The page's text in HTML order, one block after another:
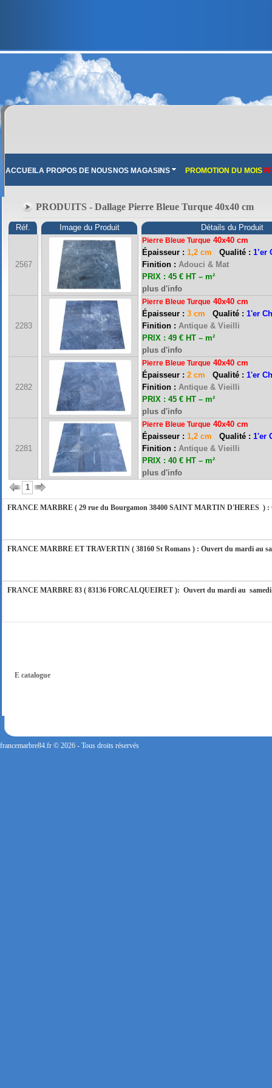
ACCUEILA PROPOS DE NOUS NOS MAGASINS PROMOTION DU MOIS
PRODUITS - Dallage Pierre Bleue Turque 40x40 cm
Réf. Image du Produit Détails du Produit
2567
Pierre Bleue Turque 40x40 cm
Épaisseur : 1,2 cm Qualité : 1’er
Finition : Adouci & Mat
PRIX : 45 € HT – m²
plus d'info
2283
Pierre Bleue Turque 40x40 cm
Épaisseur : 3 cm Qualité : 1'er
Finition : Antique & Vieilli
PRIX : 49 € HT – m²
plus d'info
2282
Pierre Bleue Turque 40x40 cm
Épaisseur : 2 cm Qualité : 1'er
Finition : Antique & Vieilli
PRIX : 45 € HT – m²
plus d'info
2281
Pierre Bleue Turque 40x40 cm
Épaisseur : 1,2 cm Qualité : 1'er
Finition : Antique & Vieilli
PRIX : 40 € HT – m²
plus d'info
1
FRANCE MARBRE 13 ( 13680 LANCON PROVENCE ): Ouvert du mardi au
FRANCE MARBRE 84 ( 84600 VALREAS ): Ouvert du mardi au samedi inclus de
FERMETURE POUR CONGES ANNUELS : Nous serons fermés du 10 au 31
vous répondrons dans les meilleurs délais. Nous aurons le plaisir de vous
FRANCE MARBRE ( 29 rue du Bourgamon 38400 SAINT MARTIN D'HERES ) :
FRANCE MARBRE ET TRAVERTIN ( 38160 St Romans ) : Ouvert du mardi au
FRANCE MARBRE 83 ( 83136 FORCALQUEIRET ): Ouvert du mardi au samedi
FRANCE MARBRE 84 ( 84600 VALREAS ): Ouvert du mardi au samedi inclus de
E catalogue
francemarbre84.fr © 2026 - Tous droits réservés